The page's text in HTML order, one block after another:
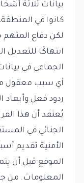
بيانات ثلاثة
كانوا في
لكن دفاع المتهم
انتهاكًا للتعديل
الجماعي في
أي سبب معقول
ردود فعل وأبعاد
يُعتقد أن هذا
الجنائي في
الأمنية تقديم
الموقع قبل أن
المعلومات. من